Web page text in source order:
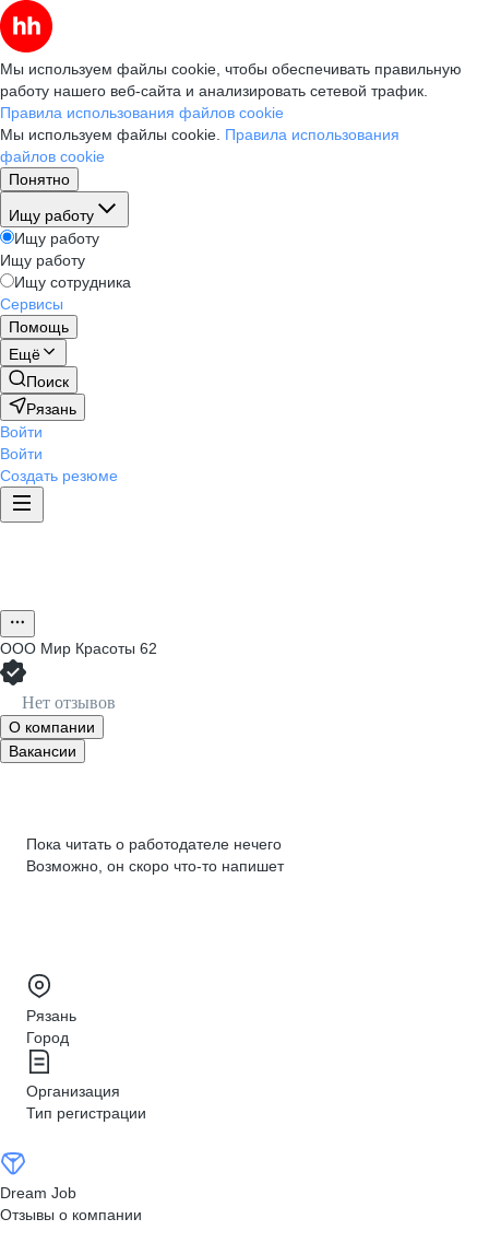
Мы используем файлы cookie, чтобы обеспечивать правильную
работу нашего веб-сайта и анализировать сетевой трафик.
Правила использования файлов cookie
Мы используем файлы cookie. Правила использования
файлов cookie
Понятно
Ищу работу
Ищу работу
Ищу работу
Ищу сотрудника
Сервисы
Помощь
Ещё
Поиск
Рязань
Войти
Войти
Создать резюме
ООО Мир Красоты 62
Нет отзывов
О компании
Вакансии
Пока читать о работодателе нечего
Возможно, он скоро что‑то напишет
Рязань
Город
Организация
Тип регистрации
Dream Job
Отзывы о компании